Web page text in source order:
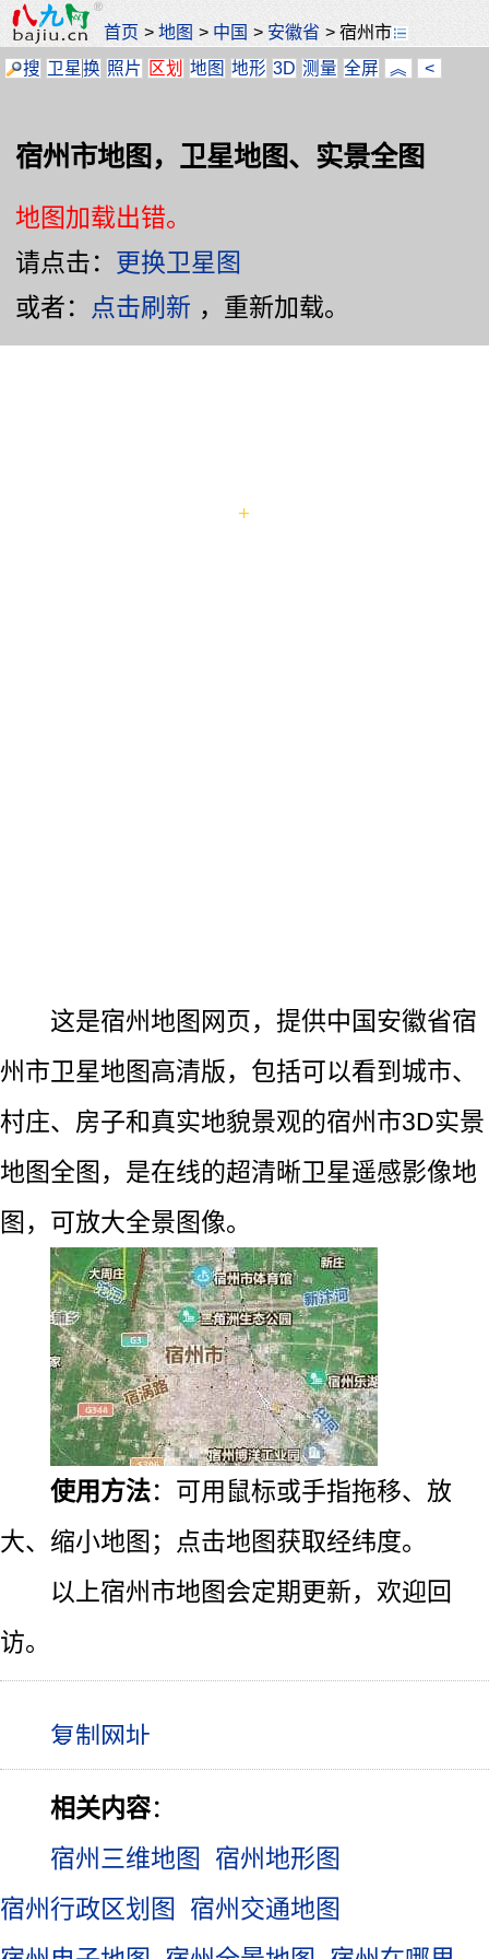
首页 >地图 > 中国 > 安徽省 >宿州市
搜 卫星换 照片 区划 地图 地形 3D 测量 全屏 ︽ <
宿州市地图，卫星地图、实景全图
地图加载出错。
请点击： 更换卫星图
或者：
点击刷新 ，重新加载。
这是宿州地图网页，提供中国安徽省宿
州市卫星地图高清版，包括可以看到城市、
村庄、房子和真实地貌景观的宿州市3D实景
地图全图，是在线的超清晰卫星遥感影像地
图，可放大全景图像。
使用方法：可用鼠标或手指拖移、放
大、缩小地图；点击地图获取经纬度。
以上宿州市地图会定期更新，欢迎回
访。
相关内容：
宿州三维地图
宿州地形图
宿州行政区划图
宿州交通地图